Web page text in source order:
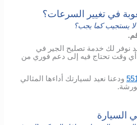
في تغيير السرعات؟
لا يستجيب كما يجب؟
نوفر لك خدمة تصليح الجير في
أي وقت تحتاج فيه إلى دعم فوري من
ودعنا نعيد لسيارتك أداءها
المثالي
.
السيارة